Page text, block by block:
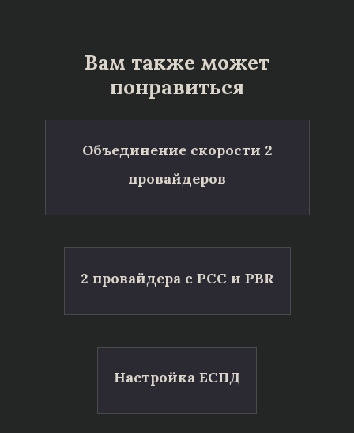
Вам также может
понравиться
Объединение скорости 2
провайдеров
2 провайдера с PCC и PBR
Настройка ЕСПД